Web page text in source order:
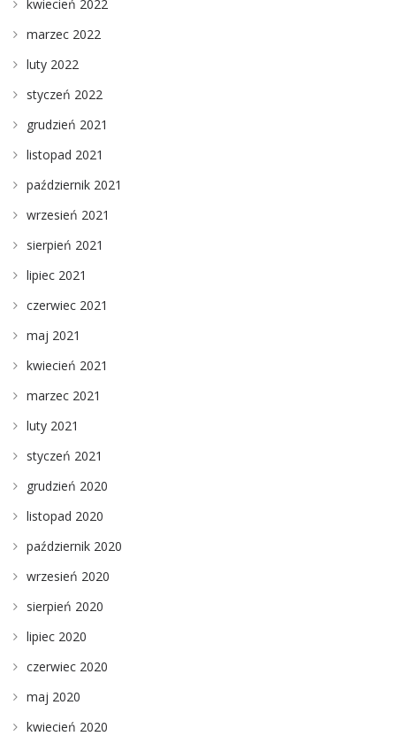
kwiecień 2022
marzec 2022
luty 2022
styczeń 2022
grudzień 2021
listopad 2021
październik 2021
wrzesień 2021
sierpień 2021
lipiec 2021
czerwiec 2021
maj 2021
kwiecień 2021
marzec 2021
luty 2021
styczeń 2021
grudzień 2020
listopad 2020
październik 2020
wrzesień 2020
sierpień 2020
lipiec 2020
czerwiec 2020
maj 2020
kwiecień 2020